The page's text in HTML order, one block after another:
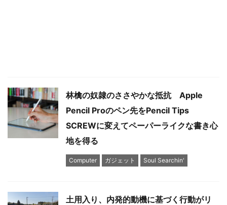
林檎の奴隷のささやかな抵抗 Apple
Pencil Proのペン先をPencil Tips
SCREWに変えてペーパーライクな書き心
地を得る
Computer ガジェット Soul Searchin'
土用入り、内発的動機に基づく行動がリ